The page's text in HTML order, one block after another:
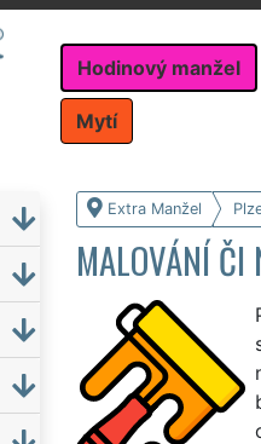
Hodinový manžel
Mytí
Extra Manžel
MALOVÁNÍ ČI